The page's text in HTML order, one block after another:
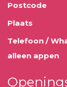
Postcode
Plaats
Telefoon /
alleen appen